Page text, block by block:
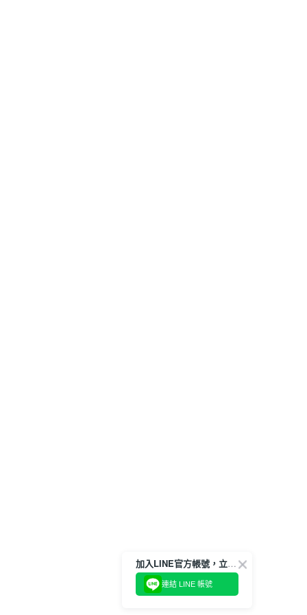
加入LINE官方帳號，立即獲得$100購物金!
連結 LINE 帳號